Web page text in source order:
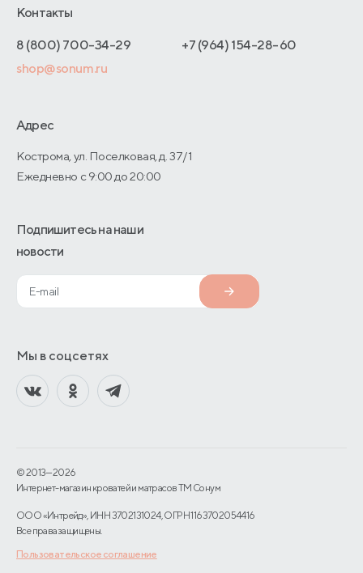
Отзывы покупателей
Как оформить заказ
Адреса магазинов
Договор-оферты
Отельерам
Оптовые продажи
О производстве
Контакты
8 (800) 700-34-29
+7 (964) 154-28-60
shop@sonum.ru
Адрес
Кострома, ул. Поселковая, д. 37/1
Ежедневно с 9:00 до 20:00
Подпишитесь на наши
новости
Мы в соцсетях
© 2013—2026
Интернет-магазин кроватей и матрасов TM Сонум
ООО «Интрейд», ИНН 3702131024, ОГРН 1163702054416
Все права защищены.
Пользовательское соглашение